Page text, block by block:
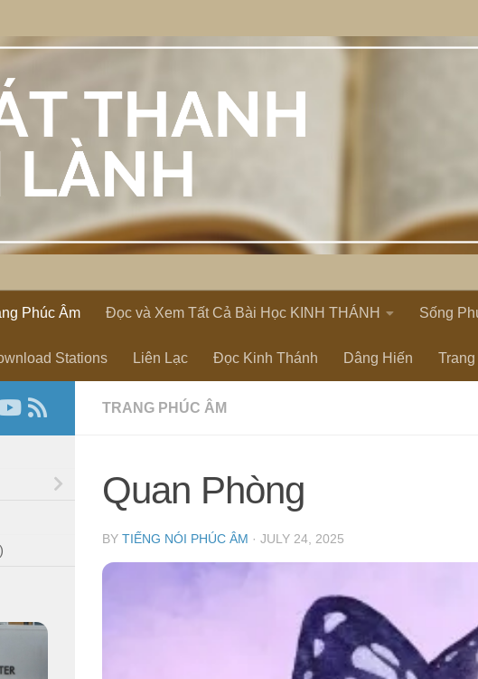
Phúc Âm Đọc và Xem Tất Cả Bài Học KINH THÁNH Sống
Stations Liên Lạc Đọc Kinh Thánh Dâng Hiến
TRANG PHÚC ÂM
Quan Phòng
BY TIẾNG NÓI PHÚC ÂM · JULY 24, 2025